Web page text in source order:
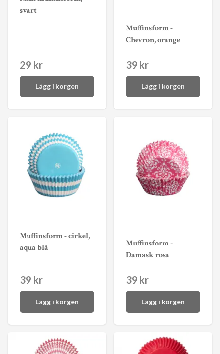
svart
29 kr
Lägg i korgen
Muffinsform -
Chevron, orange
39 kr
Lägg i korgen
Muffinsform - cirkel,
aqua blå
39 kr
Lägg i korgen
Muffinsform -
Damask rosa
39 kr
Lägg i korgen